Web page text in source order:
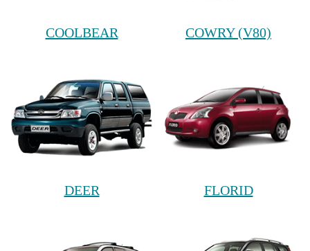
COOLBEAR COWRY (V80)
DEER FLORID